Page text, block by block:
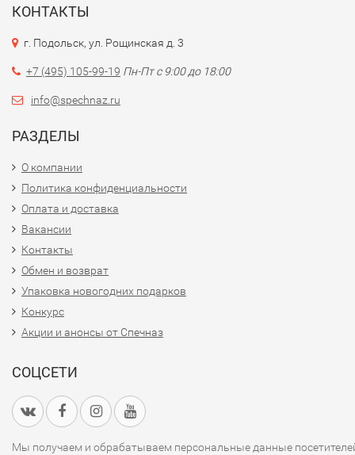
КОНТАКТЫ
г. Подольск, ул. Рощинская д. 3
+7 (495) 105-99-19 Пн-Пт с 9:00 до 18:00
info@spechnaz.ru
РАЗДЕЛЫ
О компании
Политика конфиденциальности
Оплата и доставка
Вакансии
Контакты
Обмен и возврат
Упаковка новогодних подарков
Конкурс
Акции и анонсы от Спечназ
СОЦСЕТИ
Мы получаем и обрабатываем персональные данные